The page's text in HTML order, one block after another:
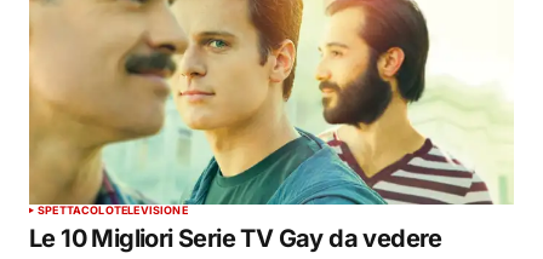
SPETTACOLOTELEVISIONE
Le 10 Migliori Serie TV Gay da vedere